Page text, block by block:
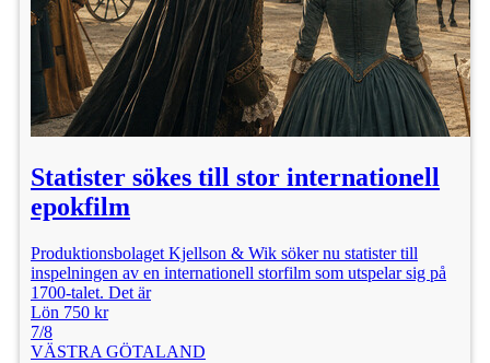
Statister sökes till stor internationell
epokfilm
Produktionsbolaget Kjellson & Wik söker nu statister till
inspelningen av en internationell storfilm som utspelar sig på
1700-talet. Det är
Lön 750 kr
7/8
VÄSTRA GÖTALAND